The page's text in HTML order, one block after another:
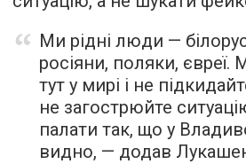
Ми рідні люди —
росіяни, поляки,
тут у мирі і не
не загострюйте
палати так, що у
видно, — додав